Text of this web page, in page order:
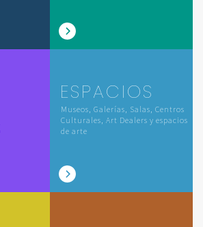
ESPACIOS
Museos, Galerías, Salas, Centros
Culturales, Art Dealers y espacios
de arte